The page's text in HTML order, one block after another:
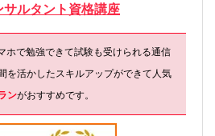
サルタント資格講座
ホで勉強できて試験も受けられる通信
を活かしたスキルアップができて人気
ンがおすすめです。